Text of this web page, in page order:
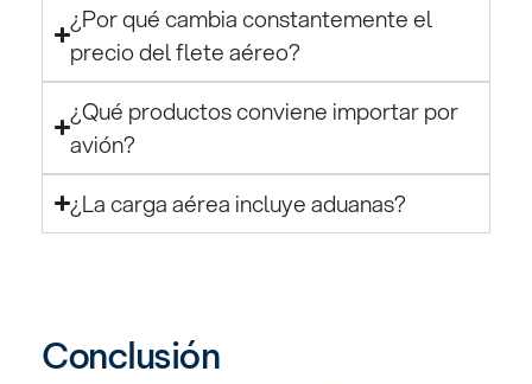
¿Por qué cambia constantemente el
precio del flete aéreo?
¿Qué productos conviene importar por
avión?
¿La carga aérea incluye aduanas?
Conclusión